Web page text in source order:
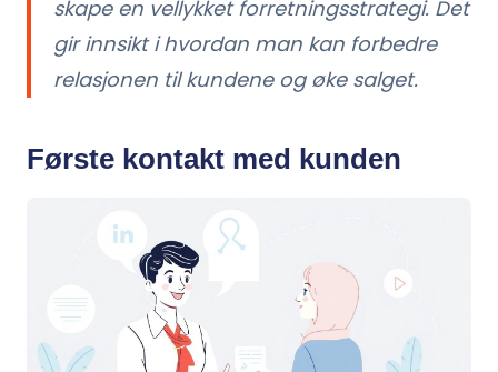
skape en vellykket forretningsstrategi. Det
gir innsikt i hvordan man kan forbedre
relasjonen til kundene og øke salget.
Første kontakt med kunden